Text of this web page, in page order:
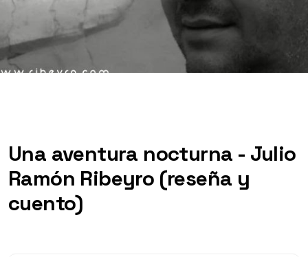
Una aventura nocturna - Julio
Ramón Ribeyro (reseña y
cuento)